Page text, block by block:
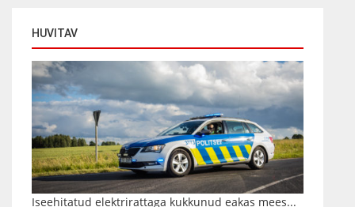
HUVITAV
Iseehitatud elektrirattaga kukkunud eakas mees...